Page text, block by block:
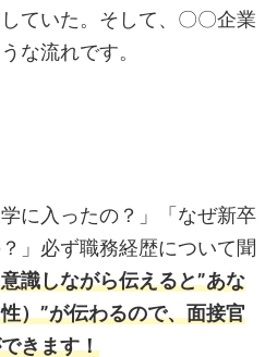
ていた。そして、〇〇企業
な流れです。
に入ったの？」「なぜ新卒
」必ず職務経歴について聞
識しながら伝えると”あな
）”が伝わるので、面接官
きます！